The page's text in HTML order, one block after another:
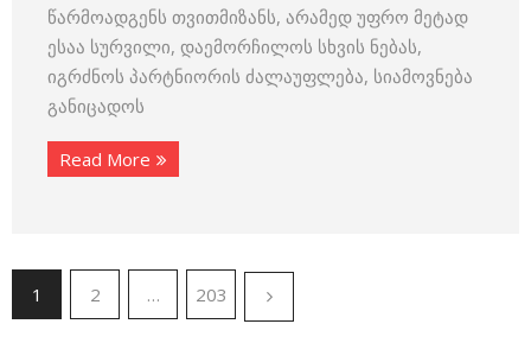
წარმოადგენს თვითმიზანს, არამედ უფრო მეტად
ესაა სურვილი, დაემორჩილოს სხვის ნებას,
იგრძნოს პარტნიორის ძალაუფლება, სიამოვნება
განიცადოს
Read More
1 2 … 203